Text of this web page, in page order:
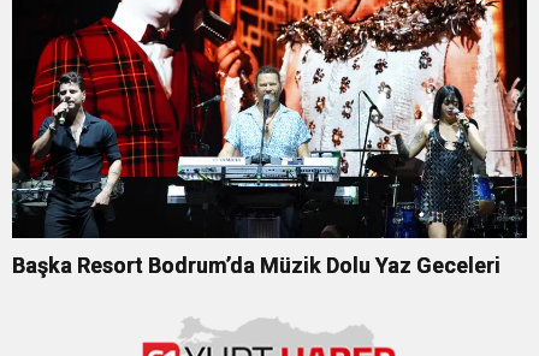
Başka Resort Bodrum’da Müzik Dolu Yaz Geceleri